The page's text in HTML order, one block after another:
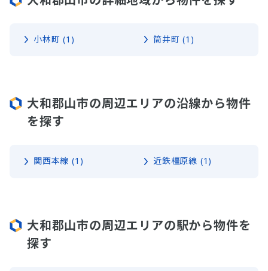
小林町 (1) 筒井町 (1)
大和郡山市の周辺エリアの沿線から物件
を探す
関西本線 (1) 近鉄橿原線 (1)
大和郡山市の周辺エリアの駅から物件を
探す